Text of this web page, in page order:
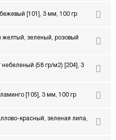
[101], 3 мм, 100 гр
желтый, зеленый, розовый
(58 гр/м2) [204], 3
[105], 3 мм, 100 гр
красный, зеленая липа,